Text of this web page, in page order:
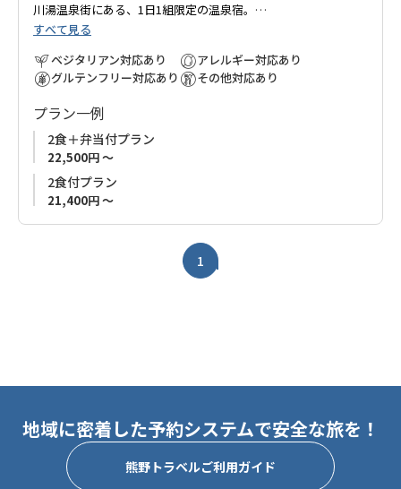
川湯温泉街にある、1日1組限定の温泉宿。
お宿の前の川原を掘ると温泉が湧き、夏は「川原の露天風呂」
と川遊び、冬（12月～2月）になると、名物の巨大天然露天風呂
「仙人風呂」をお楽しみ頂けます。
古道歩きの途中で1泊はもちろん、大塔川のせせらぎを聞きなが
ら、のんびりステイもおすすめ。
ウッドデッキが新設され、川湯を眺めながらバーベキューもお
楽しみいただけます。
1日1組限定なので、ご家族、お友達同士で気兼ねなくお過ごし
ください。
2泊以上の連泊でご宿泊のお客様につきましては、お宿スタッフ
が清掃に入らせていただきます。
すべて見る
ベジタリアン対応あり
グルテンフリー対応あり
アレルギー対応あり
その他対応あり
プラン一例
2食＋弁当付プラン
22,500円 ～
2食付プラン
21,400円 ～
1
地域に密着した予約システムで安全な旅を！
熊野トラベルご利用ガイド